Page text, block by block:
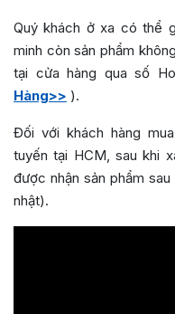
Quý khách ở xa có thể
minh còn sản phẩm
tại cửa hàng qua số
Hàng>> ).
Đối với khách hàng
tuyến tại HCM, sau khi
được nhận sản phẩm
nhật).